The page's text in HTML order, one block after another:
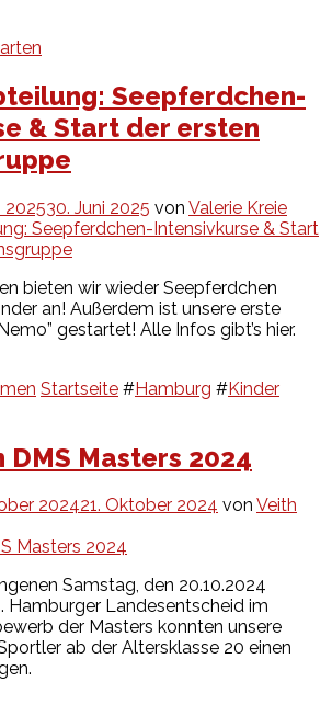
Seepferdchen-
& Start der ersten
202530. Juni 2025 von Valerie Kreie
bieten wir wieder Seepferdchen
an! Außerdem ist unsere erste
gestartet! Alle Infos gibt’s hier.
Startseite #Hamburg #Kinder
DMS Masters 2024
202421. Oktober 2024 von Veith
Samstag, den 20.10.2024
Hamburger Landesentscheid im
der Masters konnten unsere
ab der Altersklasse 20 einen